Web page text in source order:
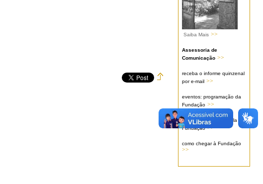
Saiba Mais >>
Assessoria de
Comunicação >>
receba o informe quinzenal
por e-mail >>
eventos: programação da
Fundação >>
serviços oferecidos pela
Fundação >>
como chegar à Fundação
>>